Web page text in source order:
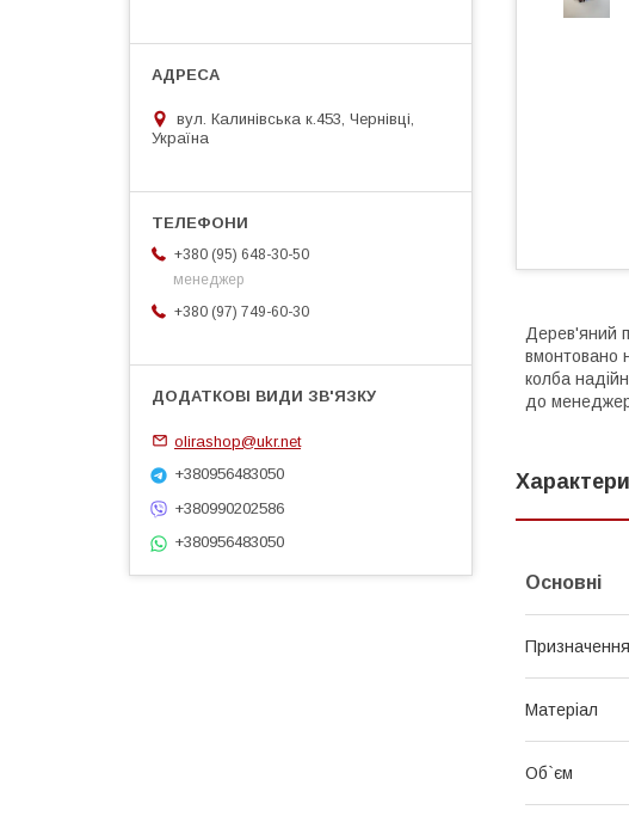
Дерев'яний
вмонтовано
колба
до
Основні
Призначення
Матеріал
Об`єм
вул. Калинівська к.453, Чернівці,
Україна
+380 (95) 648-30-50
менеджер
+380 (97) 749-60-30
olirashop@ukr.net
+380956483050
+380990202586
+380956483050